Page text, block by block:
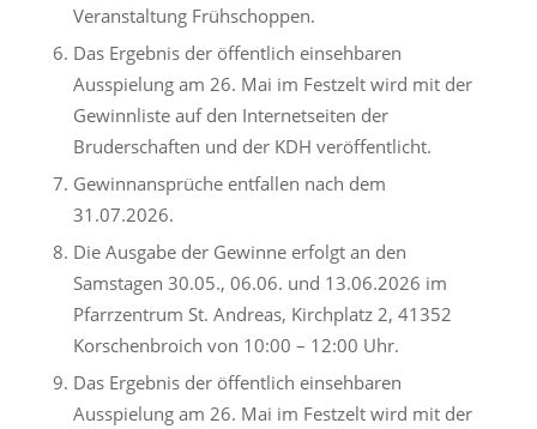
Veranstaltung Frühschoppen.
Das Ergebnis der öffentlich einsehbaren
Ausspielung am 26. Mai im Festzelt wird mit der
Gewinnliste auf den Internetseiten der
Bruderschaften und der KDH veröffentlicht.
Gewinnansprüche entfallen nach dem
31.07.2026.
Die Ausgabe der Gewinne erfolgt an den
Samstagen 30.05., 06.06. und 13.06.2026 im
Pfarrzentrum St. Andreas, Kirchplatz 2, 41352
Korschenbroich von 10:00 – 12:00 Uhr.
Das Ergebnis der öffentlich einsehbaren
Ausspielung am 26. Mai im Festzelt wird mit der